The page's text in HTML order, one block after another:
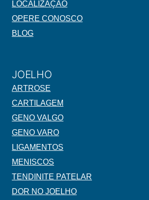
LOCALIZAÇÃO
OPERE CONOSCO
BLOG
JOELHO
ARTROSE
CARTILAGEM
GENO VALGO
GENO VARO
LIGAMENTOS
MENISCOS
TENDINITE PATELAR
DOR NO JOELHO